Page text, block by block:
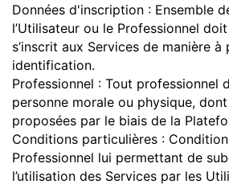
Données d'inscription : Ensemble
l’Utilisateur ou le Professionnel
s’inscrit aux Services de manière
identification.
Professionnel : Tout professionnel
personne morale ou physique,
proposées par le biais de la
Conditions particulières :
Professionnel lui permettant de
l’utilisation des Services par les